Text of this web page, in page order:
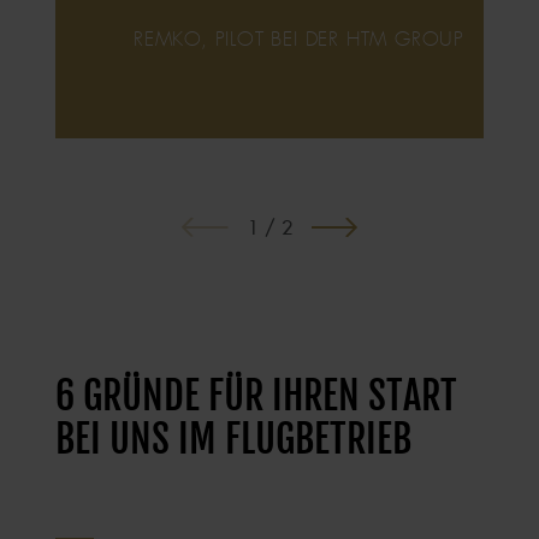
REMKO, PILOT BEI DER HTM GROUP
1 / 2
6 GRÜNDE FÜR IHREN START
BEI UNS IM FLUGBETRIEB